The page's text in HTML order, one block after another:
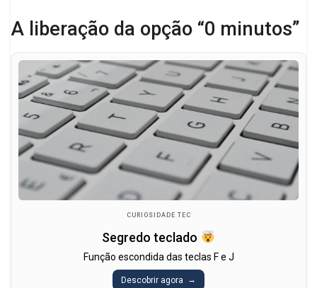
A liberação da opção “0 minutos”
CURIOSIDADE TEC
Segredo teclado
Função escondida das teclas F e J
Descobrir agora